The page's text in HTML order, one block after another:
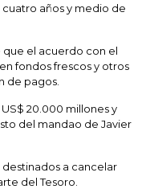
años y medio de
que el acuerdo con el
fondos frescos y otros
de pagos.
US$ 20.000 millonesy
del mandao de Javier
a cancelar
del Tesoro.